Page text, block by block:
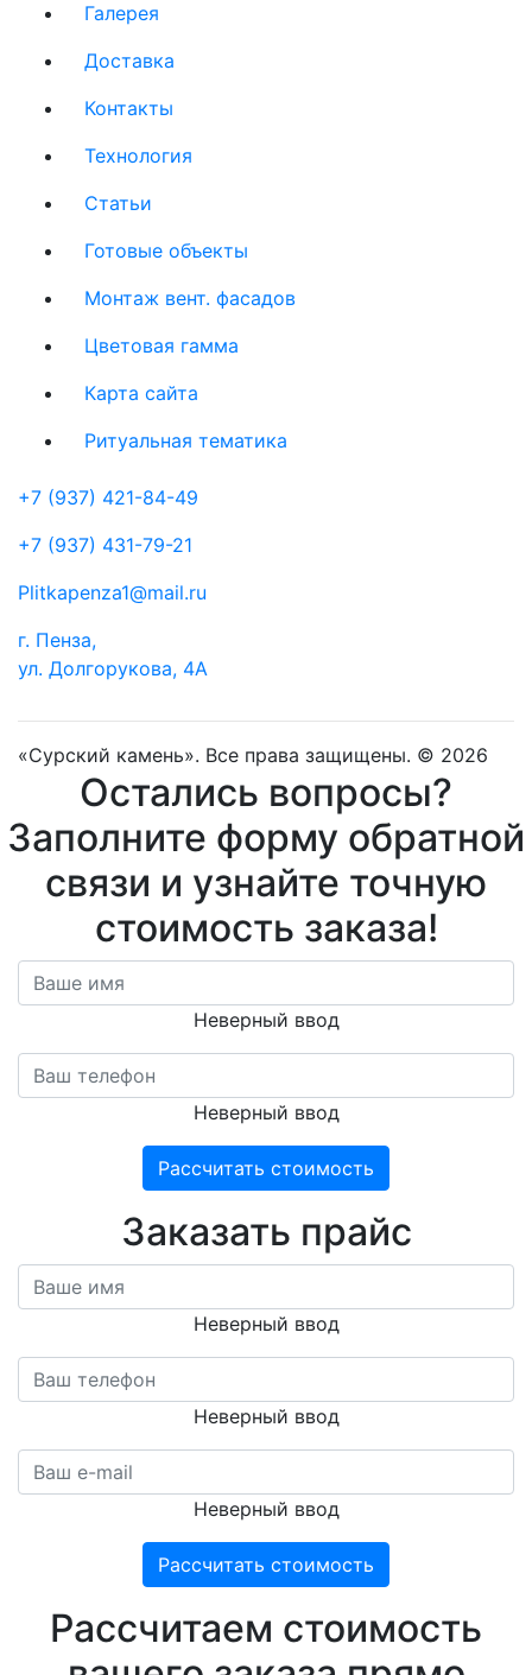
Галерея
Доставка
Контакты
Технология
Статьи
Готовые объекты
Монтаж вент. фасадов
Цветовая гамма
Карта сайта
Ритуальная тематика
+7 (937) 421-84-49
+7 (937) 431-79-21
Plitkapenza1@mail.ru
г. Пенза,
ул. Долгорукова, 4А
«Сурский камень». Все права защищены. © 2026
Остались вопросы?
Заполните форму обратной
связи и узнайте точную
стоимость заказа!
Неверный ввод
Неверный ввод
Рассчитать стоимость
Заказать прайс
Неверный ввод
Неверный ввод
Неверный ввод
Рассчитать стоимость
Расcчитаем стоимость